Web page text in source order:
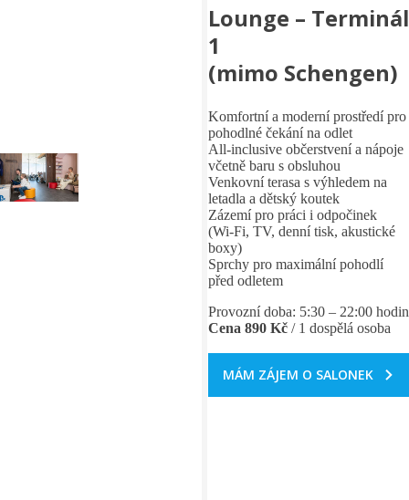
Lounge – Terminál
1
(mimo Schengen)
Komfortní a moderní prostředí pro
pohodlné čekání na odlet
All-inclusive občerstvení a nápoje
včetně baru s obsluhou
Venkovní terasa s výhledem na
letadla a dětský koutek
Zázemí pro práci i odpočinek
(Wi‑Fi, TV, denní tisk, akustické
boxy)
Sprchy pro maximální pohodlí
před odletem
Provozní doba: 5:30 – 22:00 hodin
Cena 890 Kč / 1 dospělá osoba
MÁM ZÁJEM O SALONEK